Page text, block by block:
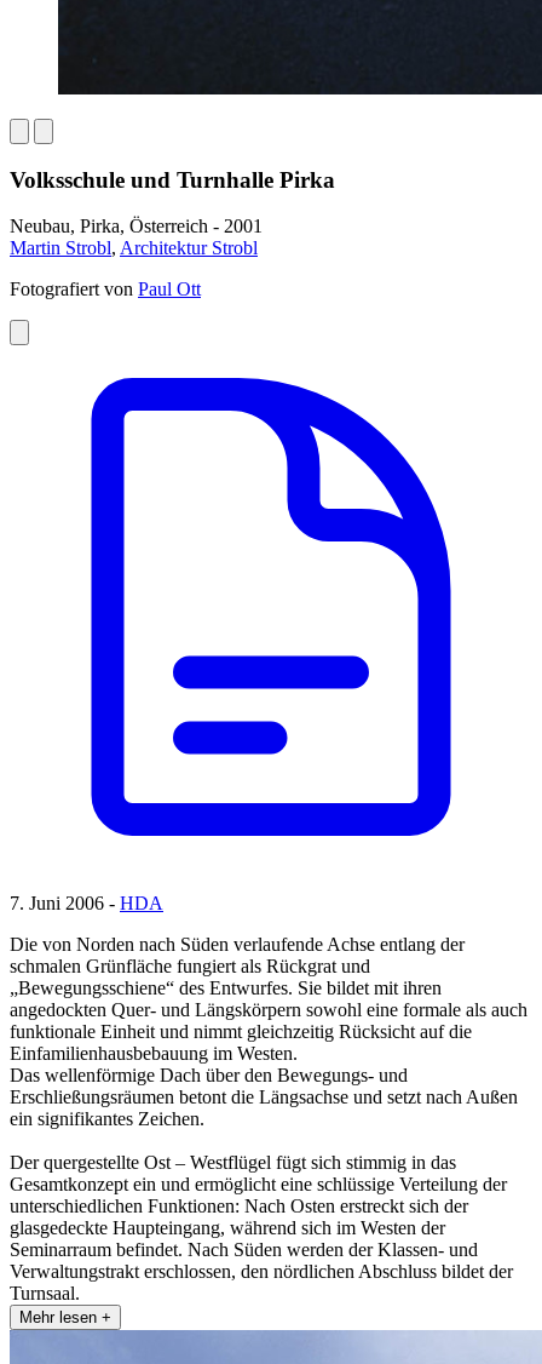
Volksschule und Turnhalle Pirka
Neubau, Pirka, Österreich - 2001
Martin Strobl, Architektur Strobl
Fotografiert von Paul Ott
7. Juni 2006 - HDA
Die von Norden nach Süden verlaufende Achse entlang der
schmalen Grünfläche fungiert als Rückgrat und
„Bewegungsschiene“ des Entwurfes. Sie bildet mit ihren
angedockten Quer- und Längskörpern sowohl eine formale als auch
funktionale Einheit und nimmt gleichzeitig Rücksicht auf die
Einfamilienhausbebauung im Westen.
Das wellenförmige Dach über den Bewegungs- und
Erschließungsräumen betont die Längsachse und setzt nach Außen
ein signifikantes Zeichen.
Der quergestellte Ost – Westflügel fügt sich stimmig in das
Gesamtkonzept ein und ermöglicht eine schlüssige Verteilung der
unterschiedlichen Funktionen: Nach Osten erstreckt sich der
glasgedeckte Haupteingang, während sich im Westen der
Seminarraum befindet. Nach Süden werden der Klassen- und
Verwaltungstrakt erschlossen, den nördlichen Abschluss bildet der
Turnsaal.
Mehr lesen +